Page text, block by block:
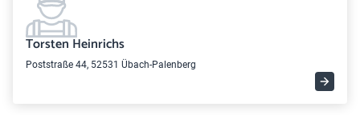
Torsten Heinrichs
Poststraße 44, 52531 Übach-Palenberg